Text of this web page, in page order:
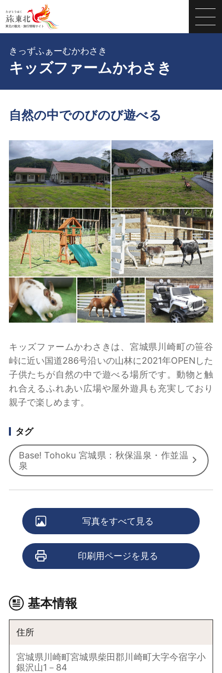
キッズファームかわさき
きっずふぁーむかわさき
自然の中でのびのび遊べる
キッズファームかわさきは、宮城県川崎町の笹谷
峠に近い国道286号沿いの山林に2021年OPENした
子供たちが自然の中で遊べる場所です。動物と触
れ合えるふれあい広場や屋外遊具も充実しており
親子で楽しめます。
タグ
Base! Tohoku 宮城県：秋保温泉・作並温
泉
写真をすべて見る
印刷用ページを見る
基本情報
住所
宮城県川崎町宮城県柴田郡川崎町大字今宿字小
銀沢山1－84